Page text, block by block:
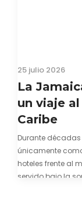
25 julio 2026
La
un viaje
Caribe
Durante
únicamente
hoteles frente al
servido bajo la